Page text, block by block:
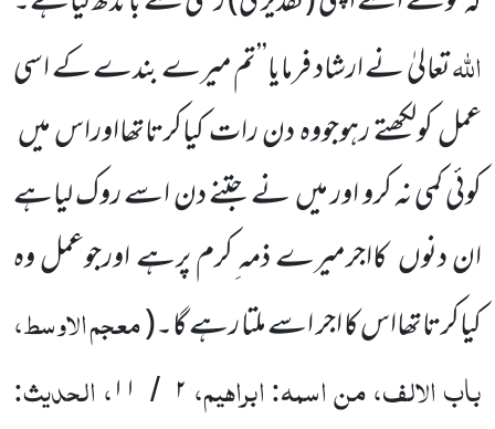
اللہتعالیٰ نے ارشاد فرمایا’’تم میرے بندےکے اسی
عمل کولکھتے رہوجووہ دن رات کیاکرتاتھااوراس میں
کوئی کمی نہ کرو اور میںنے جتنے دن اسے روک لیاہے
ان دنوںکااجرمیرے ذمہ ِکرم پرہے اورجوعمل وہ
کیاکرتاتھااس کا اجر اسے ملتا رہے گا۔(معجم الاوسط،
باب الالف، من اسمہ: ابراہیم،۲ / ۱۱، الحدیث: